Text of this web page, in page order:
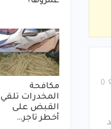
مكافحة
المخدرات تلقي
القبض على
أخطر تاجر…